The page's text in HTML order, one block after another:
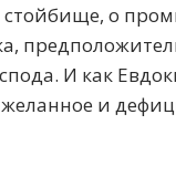
о
И как
и